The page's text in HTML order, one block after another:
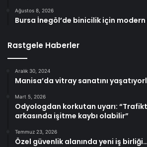
Ağustos 8, 2026
Bursa İnegöl’de binicilik için modern
Rastgele Haberler
Aralık 30, 2024
Manisa’da vitray sanatını
Mart 5, 2026
Odyologdan korkutan uyarı:
arkasında işitme kaybı olabilir”
Temmuz 23, 2026
Özel güvenlik alanında yeni iş